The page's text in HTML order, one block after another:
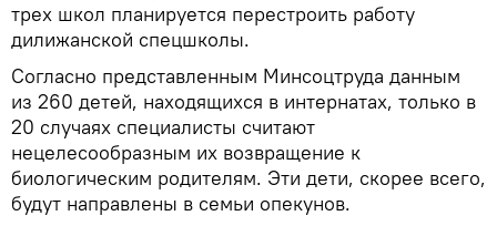
трех школ планируется перестроить работу
дилижанской спецшколы.
Согласно представленным Минсоцтруда данным
из 260 детей, находящихся в интернатах, только в
20 случаях специалисты считают
нецелесообразным их возвращение к
биологическим родителям. Эти дети, скорее всего,
будут направлены в семьи опекунов.